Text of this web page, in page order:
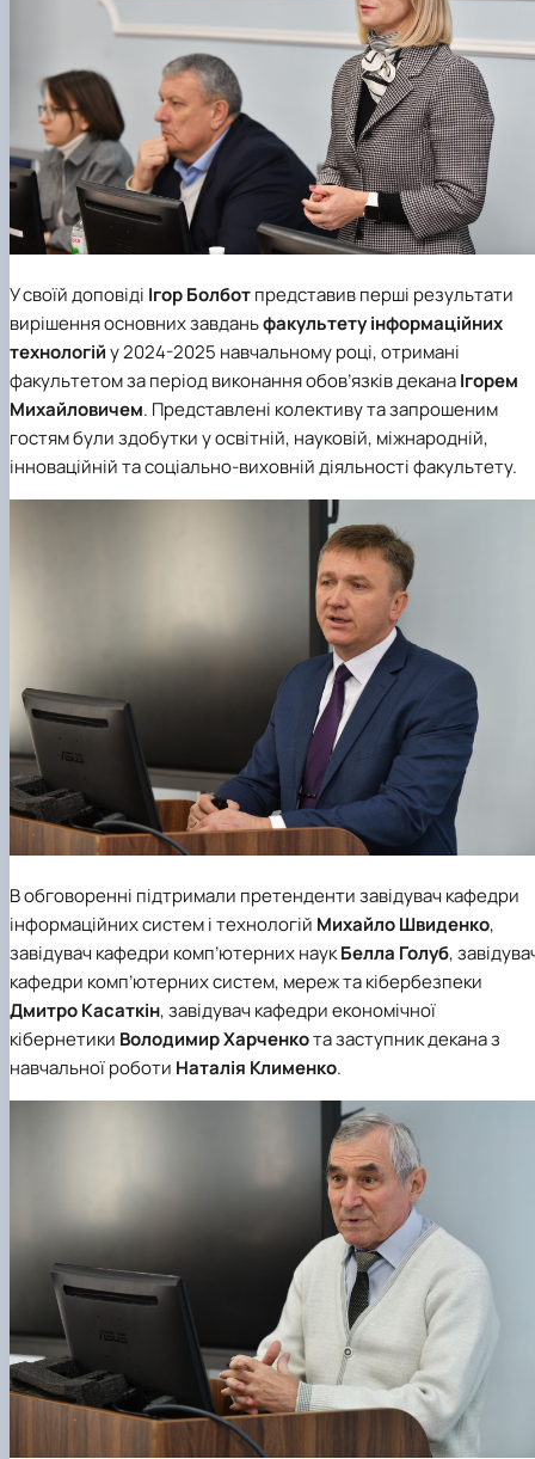
У своїй доповіді Ігор Болботпредставив перші результати
вирішення основних завданьфакультету інформаційних
технологійу 2024-2025 навчальному році, отримані
факультетом за період виконання обов’язків деканаІгорем
Михайловичем. Представлені колективу та запрошеним
гостям були здобутки у освітній, науковій, міжнародній,
інноваційній та соціально-виховній діяльності факультету.
В обговоренні підтримали претенденти завідувачкафедри
інформаційних систем і технологій Михайло Швиденко,
завідувачкафедри комп’ютерних наукБелла Голуб,
кафедри комп’ютерних систем, мереж та кібербезпеки
Дмитро Касаткін, завідувачкафедри економічної
кібернетики Володимир Харченкота заступник декана з
навчальної роботи Наталія Клименко.